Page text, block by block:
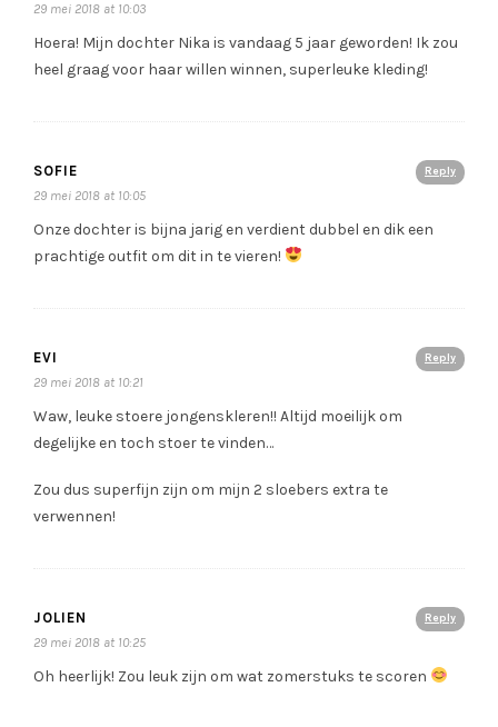
29 mei 2018 at 10:03
Hoera! Mijn dochter Nika is vandaag 5 jaar geworden! Ik zou
heel graag voor haar willen winnen, superleuke kleding!
Reply
SOFIE
29 mei 2018 at 10:05
Onze dochter is bijna jarig en verdient dubbel en dik een
prachtige outfit om dit in te vieren!
Reply
EVI
29 mei 2018 at 10:21
Waw, leuke stoere jongenskleren!! Altijd moeilijk om
degelijke en toch stoer te vinden…
Zou dus superfijn zijn om mijn 2 sloebers extra te
verwennen!
Reply
JOLIEN
29 mei 2018 at 10:25
Oh heerlijk! Zou leuk zijn om wat zomerstuks te scoren